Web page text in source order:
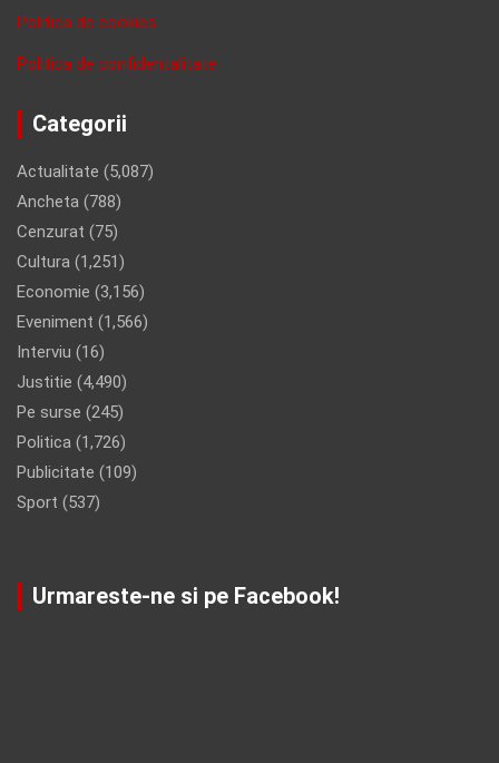
Politica de cookies
Politica de confidentalitate
Categorii
Actualitate (5,087)
Ancheta (788)
Cenzurat (75)
Cultura (1,251)
Economie (3,156)
Eveniment (1,566)
Interviu (16)
Justitie (4,490)
Pe surse (245)
Politica (1,726)
Publicitate (109)
Sport (537)
Urmareste-ne si pe Facebook!